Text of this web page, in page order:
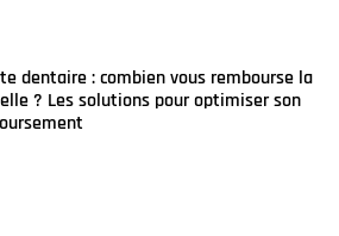
dentaire : combien vous rembourse la
? Les solutions pour optimiser son